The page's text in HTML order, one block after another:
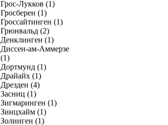
Грос-Лукков (1)
Гросберен (1)
Гроссайтинген (1)
Грюнвальд (2)
Денклинген (1)
Диссен-ам-Аммерзе
(1)
Дортмунд (1)
Драйайх (1)
Дрезден (4)
Засниц (1)
Зигмаринген (1)
Зинцхайм (1)
Золинген (1)